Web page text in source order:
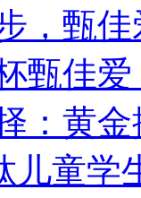
，甄
甄佳
：黄
儿童学